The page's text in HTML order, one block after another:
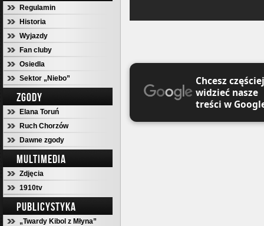
Regulamin
Historia
Wyjazdy
Fan cluby
Osiedla
Sektor „Niebo”
ZGODY
Elana Toruń
Ruch Chorzów
Dawne zgody
MULTIMEDIA
Zdjęcia
1910tv
PUBLICYSTYKA
„Twardy Kibol z Młyna”
Chcesz częściej
widzieć nasze
treści w